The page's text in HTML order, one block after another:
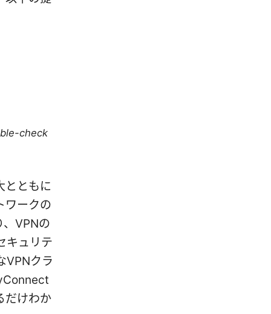
check
とともに
ワークの
、VPNの
キュリテ
VPNクラ
だけわか